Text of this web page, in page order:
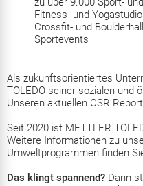
Fitness- und
Crossfit- und
Sportevents
Als zukunftsorientiertes
TOLEDO seiner sozialen und
Unseren aktuellen CSR
Seit 2020 ist METTLER
Weitere Informationen zu
Umweltprogrammen finden
Das klingt spannend? Dann